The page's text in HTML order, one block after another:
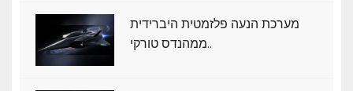
מערכת הנעה פלזמטית היברידית
ממהנדס טורקי..